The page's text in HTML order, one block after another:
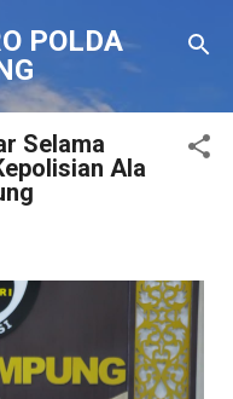
utama
POLDA
Selama
Ala